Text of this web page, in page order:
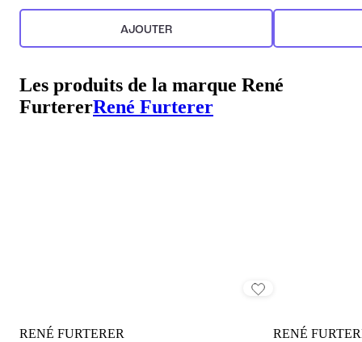
AJOUTER
Les produits de la marque René
FurtererRené Furterer
RENÉ FURTERER RENÉ